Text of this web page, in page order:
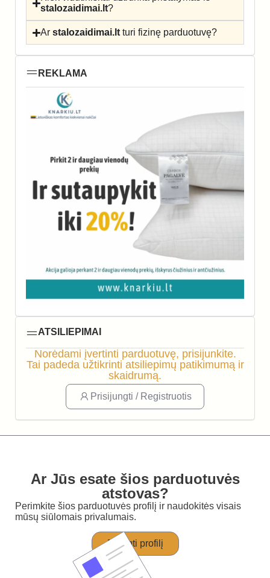
stalozaidimai.lt?
Arstalozaidimai.lt turi fizinę parduotuvę?
REKLAMA
ATSILIEPIMAI
Norėdami įvertinti parduotuvę, prisijunkite.
Tai padeda užtikrinti atsiliepimų patikimumą ir
skaidrumą.
Prisijungti / Registruotis
Ar Jūs esate šios parduotuvės
atstovas?
Perimkite šios parduotuvės profilį ir naudokitės visais
mūsų siūlomais privalumais.
Perimti profilį